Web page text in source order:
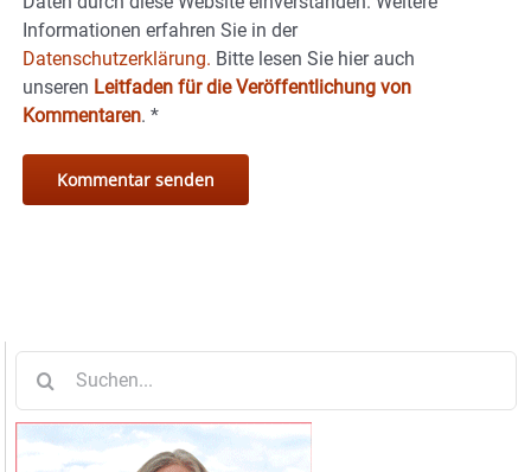
Informationen erfahren Sie in der
Datenschutzerklärung. Bitte lesen Sie hier auch
unseren Leitfaden für die Veröffentlichung von
Kommentaren. *
nach: